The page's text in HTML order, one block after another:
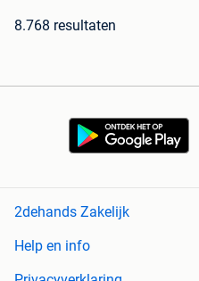
8.768 resultaten
2dehands Zakelijk
Help en info